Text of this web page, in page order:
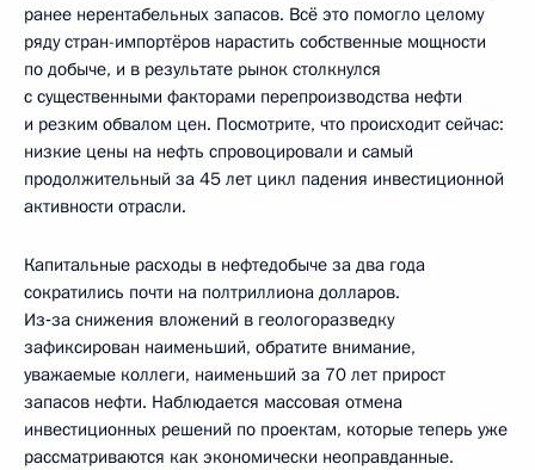
ранее нерентабельных запасов. Всё это помогло целому
ряду стран-импортёров нарастить собственные мощности
по добыче, и в результате рынок столкнулся
с существенными факторами перепроизводства нефти
и резким обвалом цен. Посмотрите, что происходит сейчас:
низкие цены на нефть спровоцировали и самый
продолжительный за 45 лет цикл падения инвестиционной
активности отрасли.
Капитальные расходы в нефтедобыче за два года
сократились почти на полтриллиона долларов.
Из‑за снижения вложений в геологоразведку
зафиксирован наименьший, обратите внимание,
уважаемые коллеги, наименьший за 70 лет прирост
запасов нефти. Наблюдается массовая отмена
инвестиционных решений по проектам, которые теперь уже
рассматриваются как экономически неоправданные.